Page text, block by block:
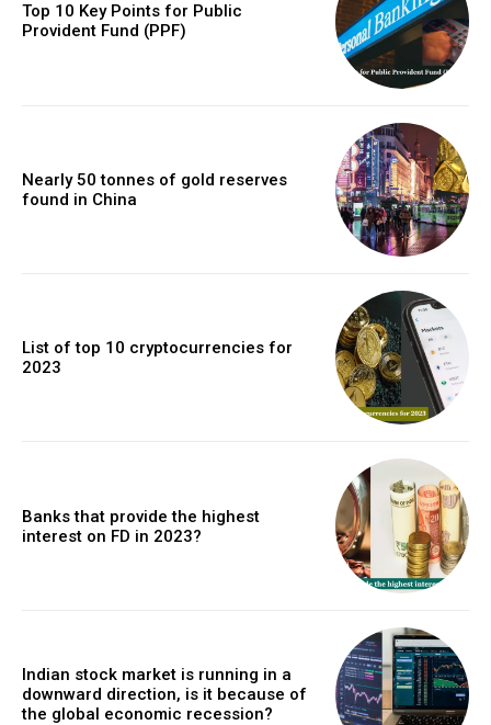
Top 10 Key Points for Public
Provident Fund (PPF)
Nearly 50 tonnes of gold reserves
found in China
List of top 10 cryptocurrencies for
2023
Banks that provide the highest
interest on FD in 2023?
Indian stock market is running in a
downward direction, is it because of
the global economic recession?